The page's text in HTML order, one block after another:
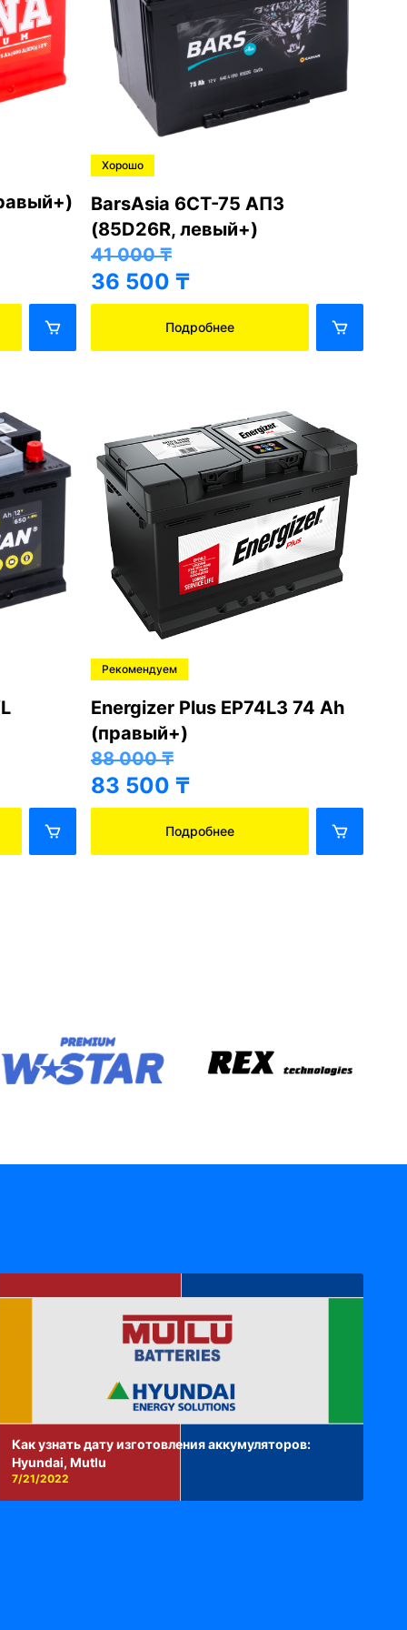
Хорошо
T-Rex Asia 6СТ-75 АПЗ
(85D26L, правый+)
41 000₸
36 500 ₸
Подробнее
74 Ач
Рекомендуем
Energizer EL3640 70 Ah
(правый+)
81 000₸
76 500₸
Подробнее
Как узнать дату изготовления аккумуляторов:
Hyundai, Mutlu
7/21/2022